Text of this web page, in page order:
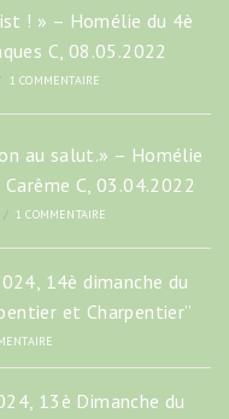
! » – Homélie du 4è
C, 08.05.2022
1 COMMENTAIRE
au salut.» – Homélie
C, 03.04.2022
/ 1 COMMENTAIRE
14è dimanche du
et Charpentier”
13è Dimanche du